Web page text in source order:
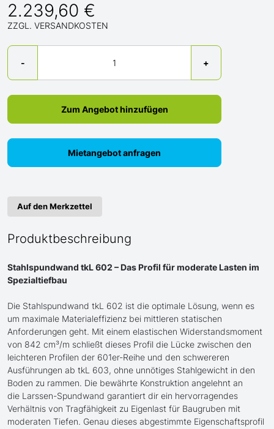
2.239,60 €
ZZGL. VERSANDKOSTEN
-
Menge
+
Zum Angebot hinzufügen
Mietangebot anfragen
Auf den Merkzettel
Produktbeschreibung
Stahlspundwand tkL 602 – Das Profil für moderate Lasten im
Spezialtiefbau
Die Stahlspundwand tkL 602 ist die optimale Lösung, wenn es
um maximale Materialeffizienz bei mittleren statischen
Anforderungen geht. Mit einem elastischen Widerstandsmoment
von 842 cm³/m schließt dieses Profil die Lücke zwischen den
leichteren Profilen der 601er-Reihe und den schwereren
Ausführungen ab tkL 603, ohne unnötiges Stahlgewicht in den
Boden zu rammen. Die bewährte Konstruktion angelehnt an
die Larssen-Spundwand garantiert dir ein hervorragendes
Verhältnis von Tragfähigkeit zu Eigenlast für Baugruben mit
moderaten Tiefen. Genau dieses abgestimmte Eigenschaftsprofil